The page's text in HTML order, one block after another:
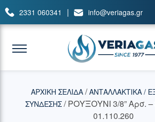
2331 060341 | info@veriagas.gr
ΑΡΧΙΚΉ ΣΕΛΊΔΑ /ΑΝΤΑΛΛΑΚΤΙΚΑ /
ΣΥΝΔΕΣΗΣ/ ΡΟΥΞΟΥΝΙ 3/8” Αρσ. –
01.110.260